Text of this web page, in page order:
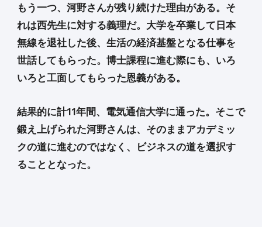
もう一つ、河野さんが残り続けた理由がある。そ
れは西先生に対する義理だ。大学を卒業して日本
無線を退社した後、生活の経済基盤となる仕事を
世話してもらった。博士課程に進む際にも、いろ
いろと工面してもらった恩義がある。
結果的に計11年間、電気通信大学に通った。そこで
鍛え上げられた河野さんは、そのままアカデミッ
クの道に進むのではなく、ビジネスの道を選択す
ることとなった。